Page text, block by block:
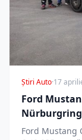
Știri Auto·17
Ford
Ford Mustang